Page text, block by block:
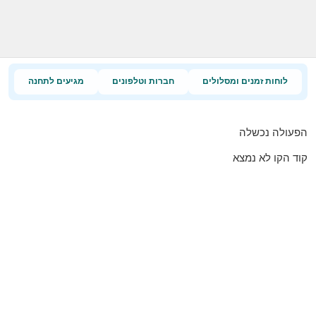
לוחות זמנים ומסלולים חברות וטלפונים מגיעים לתחנה
הפעולה נכשלה
קוד הקו לא נמצא